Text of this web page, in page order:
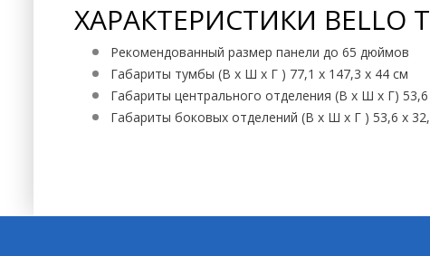
ХАРАКТЕРИСТИКИ BELLO
Рекомендованный размер панели до 65 дюймов
Габариты тумбы (В х Ш х Г ) 77,1 x 147,3 x 44 см
Габариты центрального отделения (В х Ш х Г)
Габариты боковых отделений (В х Ш х Г ) 53,6 x